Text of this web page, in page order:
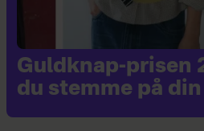
Guldknap-prisen
du stemme på